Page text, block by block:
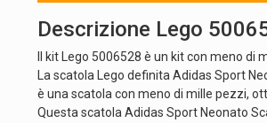
Descrizione Lego
Il kit Lego 5006528 è un kit con meno
La scatola Lego definita Adidas Sport
è una scatola con meno di mille pezzi,
Questa scatola Adidas Sport Neonato